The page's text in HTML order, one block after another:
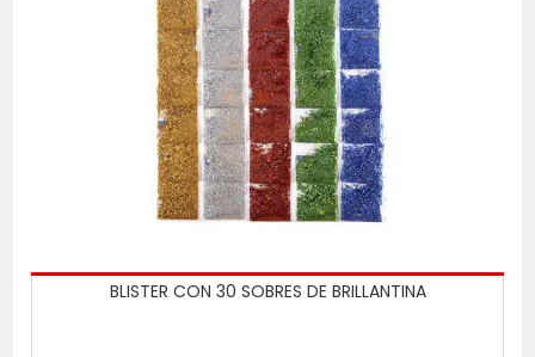
BLISTER CON 30 SOBRES DE BRILLANTINA